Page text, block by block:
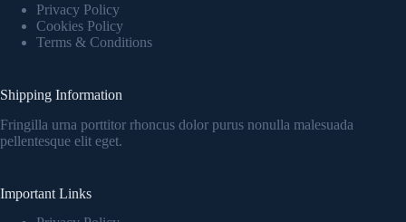
Privacy Policy
Cookies Policy
Terms & Conditions
Shipping Information
Fringilla urna porttitor rhoncus dolor purus nonulla malesuada
pellentesque elit eget.
Important Links